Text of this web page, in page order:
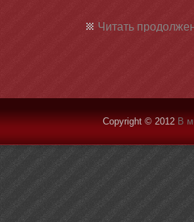
Читать
Copyright © 2012 В